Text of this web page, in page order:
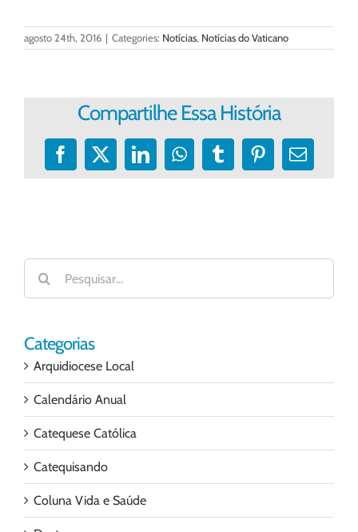
agosto 24th, 2016 | Categories: Notícias, Notícias do Vaticano
Compartilhe Essa História
Facebook
X LinkedInWhatsApp
TumblrPinterest
E-
Buscar
resultados
para:
Categorias
Arquidiocese Local
Calendário Anual
Catequese Católica
Catequisando
Coluna Vida e Saúde